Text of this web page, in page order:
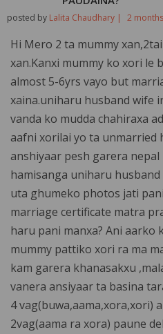
posted by Lalita Chaudhary | 2
Hi Mero 2 ta mummy
xan.Kanxi mummy ko xori le
almost 5-6yrs vayo but
xaina.uniharu husband wife
vanda ko mudda chahiraxa
aafni xorilai yo ta unmarried
anshiyaar pesh garera nepal
hamisanga uniharu
uta ghumeko photos jati
marriage certificate matra
haru pani manxa? Ani aarko
mummy pattiko xori ra ma
kam garera khanasakxu
vanera ansiyaar ta basina
4 vag(buwa,aama,xora,xori)
2vag(aama ra xora) paune